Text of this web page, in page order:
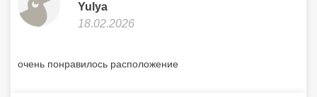
Yulya
18.02.2026
очень понравилось расположение